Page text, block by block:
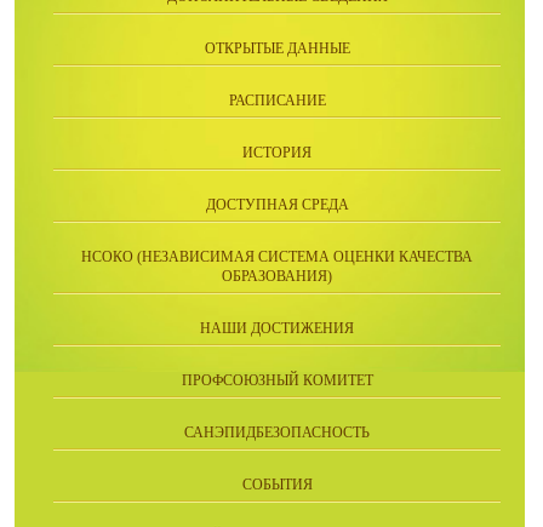
ОТКРЫТЫЕ ДАННЫЕ
РАСПИСАНИЕ
ИСТОРИЯ
ДОСТУПНАЯ СРЕДА
НСОКО (НЕЗАВИСИМАЯ СИСТЕМА ОЦЕНКИ КАЧЕСТВА
ОБРАЗОВАНИЯ)
НАШИ ДОСТИЖЕНИЯ
ПРОФСОЮЗНЫЙ КОМИТЕТ
САНЭПИДБЕЗОПАСНОСТЬ
СОБЫТИЯ